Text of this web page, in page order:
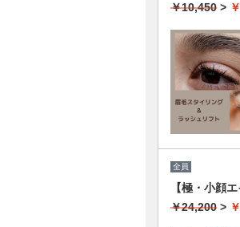
￥10,450 >
全員
【極・小顔
￥24,200 >